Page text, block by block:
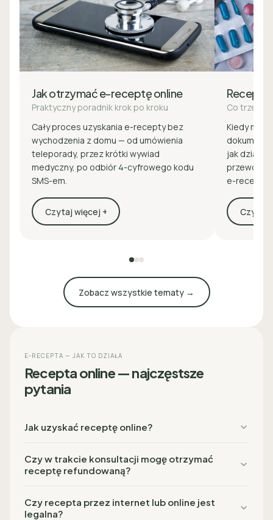
Jak otrzymać e-receptę online
Praktyczny poradnik krok po kroku
Cały proces uzyskania e-recepty bez
wychodzenia z domu — od umówienia
teleporady, przez krótki wywiad
medyczny, po odbiór 4-cyfrowego kodu
SMS-em.
Czytaj więcej +
Recepta
Co trzeba
Kiedy
jak działa
e-
Czytaj
Zobacz wszystkie tematy →
E-RECEPTA — JAK TO DZIAŁA
Recepta online — najczęstsze
pytania
Jak uzyskać receptę online?
Czy w trakcie konsultacji mogę otrzymać
receptę refundowaną?
Czy recepta przez internet lub online jest
legalna?